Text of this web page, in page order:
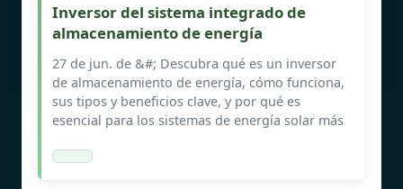
Inversor del sistema integrado de
almacenamiento de energía
27 de jun. de &#; Descubra qué es un inversor
de almacenamiento de energía, cómo funciona,
sus tipos y beneficios clave, y por qué es
esencial para los sistemas de energía solar más